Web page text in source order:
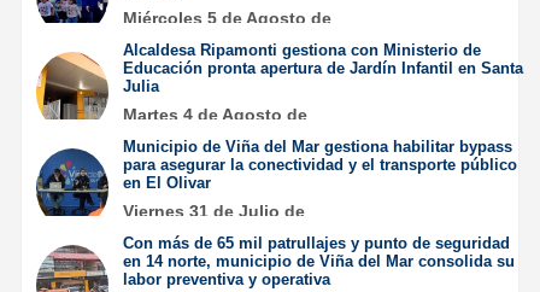
Miércoles 5 de Agosto de
Alcaldesa Ripamonti gestiona con Ministerio de
Educación pronta apertura de Jardín Infantil en Santa
Julia
Martes 4 de Agosto de
Municipio de Viña del Mar gestiona habilitar bypass
para asegurar la conectividad y el transporte público
en El Olivar
Viernes 31 de Julio de
Con más de 65 mil patrullajes y punto de seguridad
en 14 norte, municipio de Viña del Mar consolida su
labor preventiva y operativa